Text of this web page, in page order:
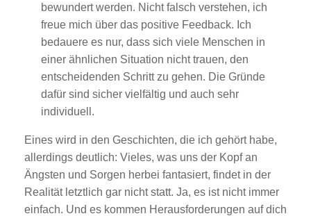
bewundert werden. Nicht falsch verstehen, ich
freue mich über das positive Feedback. Ich
bedauere es nur, dass sich viele Menschen in
einer ähnlichen Situation nicht trauen, den
entscheidenden Schritt zu gehen. Die Gründe
dafür sind sicher vielfältig und auch sehr
individuell.
Eines wird in den Geschichten, die ich gehört habe,
allerdings deutlich: Vieles, was uns der Kopf an
Ängsten und Sorgen herbei fantasiert, findet in der
Realität letztlich gar nicht statt. Ja, es ist nicht immer
einfach. Und es kommen Herausforderungen auf dich